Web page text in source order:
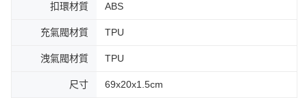
扣環材質 ABS
充氣閥材質 TPU
洩氣閥材質 TPU
尺寸 69x20x1.5cm